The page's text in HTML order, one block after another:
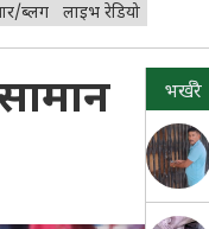
ब्लग लाइभ रेडियो
भर्खरै